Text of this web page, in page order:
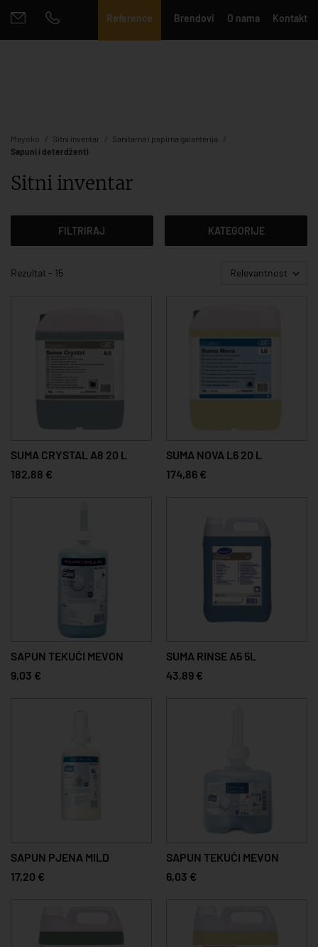
Reference Brendovi O nama Kontakt
Mayoko Sitni inventar
Sanitarna i papirna galanterija
Sapuni i deterdženti
Sitni inventar
FILTRIRAJ KATEGORIJE
Rezultat - 15 Relevantnost
SUMA CRYSTAL A8 20 L
182,88 €
SUMA NOVA L6 20 L
174,86 €
SAPUN TEKUĆI MEVON
9,03 €
SUMA RINSE A5 5L
43,89 €
SAPUN PJENA MILD
17,20 €
SAPUN TEKUĆI MEVON
6,03 €